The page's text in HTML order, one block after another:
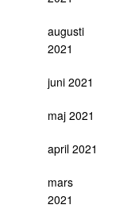
augusti
2021
juni 2021
maj 2021
april 2021
mars
2021